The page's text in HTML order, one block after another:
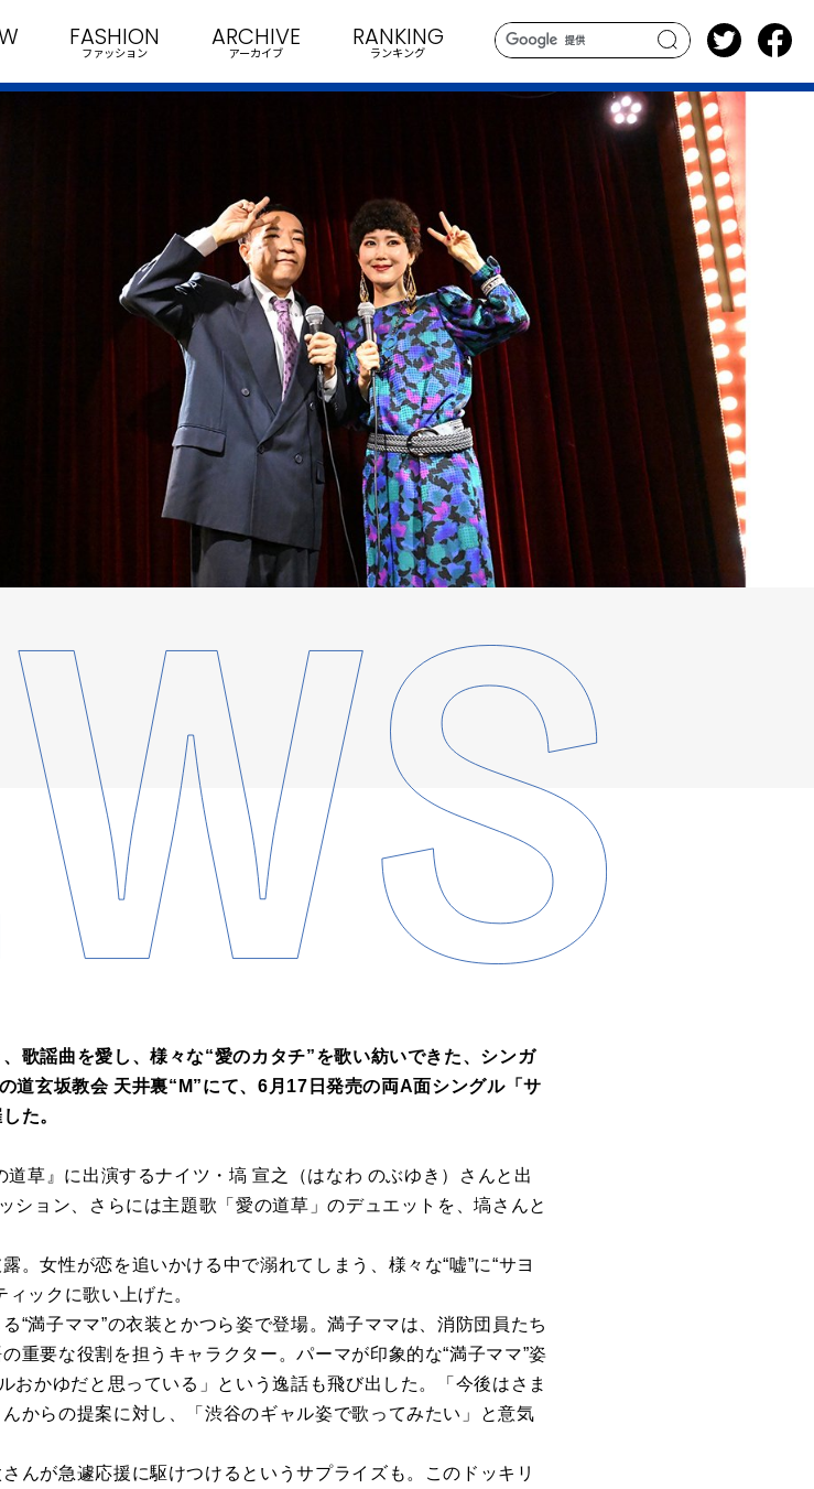
search
FASHION
ファッション
ARCHIVE
アーカイブ
RANKING
ランキング
歌謡曲を愛し、様々な“愛のカタチ”を歌い紡いできた、シンガ
道玄坂教会 天井裏“M”にて、6月17日発売の両A面シングル「サ
た。
草』に出演するナイツ・塙 宣之（はなわ のぶゆき）さんと出
ション、さらには主題歌「愛の道草」のデュエットを、塙さんと
。女性が恋を追いかける中で溺れてしまう、様々な“嘘”に“サヨ
ックに歌い上げた。
“満子ママ”の衣装とかつら姿で登場。満子ママは、消防団員たち
重要な役割を担うキャラクター。パーマが印象的な“満子ママ”姿
おかゆだと思っている」という逸話も飛び出した。「今後はさま
からの提案に対し、「渋谷のギャル姿で歌ってみたい」と意気
んが急遽応援に駆けつけるというサプライズも。このドッキリ